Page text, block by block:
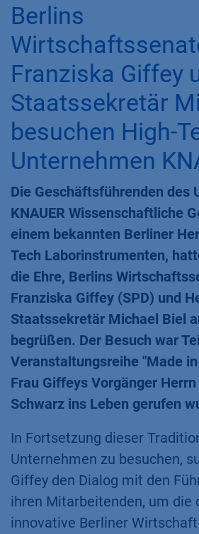
Berlins
Franziska Giffey
Staatssekretär
besuchen High-
Unternehmen
Die Geschäftsführenden des
KNAUER Wissenschaftliche
einem bekannten Berliner
Tech Laborinstrumenten,
die Ehre, Berlins
Franziska Giffey (SPD) und
Staatssekretär Michael Biel
begrüßen. Der Besuch war
Veranstaltungsreihe "Made
Frau Giffeys Vorgänger
Schwarz ins Leben gerufen
In Fortsetzung dieser
Unternehmen zu besuchen,
Giffey den Dialog mit den
ihren Mitarbeitenden, um die
innovative Berliner